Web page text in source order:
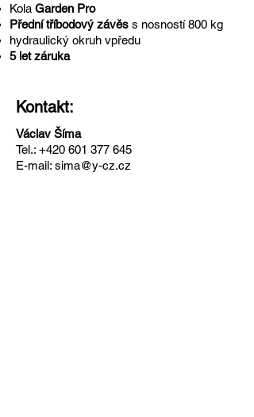
Kola Garden Pro
Přední tříbodový závěs s nosností 800 kg
hydraulický okruh vpředu
5 let záruka
Kontakt:
Václav Šíma
Tel.: +420 601 377 645
E-mail: sima@y-cz.cz